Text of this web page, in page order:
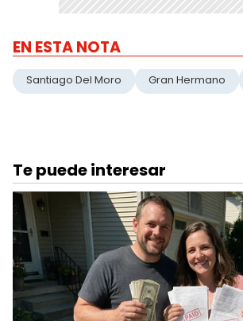
EN ESTA NOTA
Santiago Del Moro Gran Hermano